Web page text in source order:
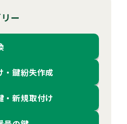
ー
・鍵紛失作成
・新規取付け